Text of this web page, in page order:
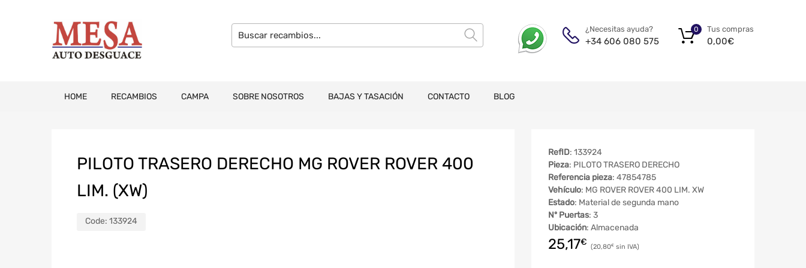
¿Necesitas ayuda?
+34 606 080 575
Tus compras
0,00€
0
HOME RECAMBIOS CAMPA SOBRE NOSOTROS BAJAS Y TASACIÓN CONTACTO BLOG
PILOTO TRASERO DERECHO MG ROVER ROVER 400
LIM. (XW)
Code: 133924
RefID: 133924
Pieza: PILOTO TRASERO DERECHO
Referencia pieza: 47854785
Vehículo: MG ROVER ROVER 400 LIM. XW
Estado: Material de segunda mano
Nº Puertas: 3
Ubicación: Almacenada
25,17€ 20,80€